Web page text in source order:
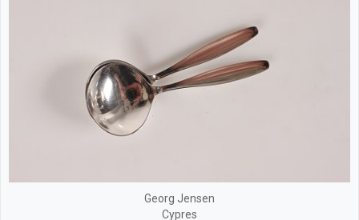
Georg Jensen
Cypres